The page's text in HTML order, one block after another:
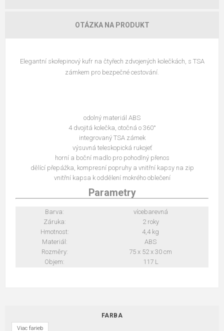
OTÁZKA NA PRODUKT
Elegantní skořepinový kufr na čtyřech zdvojených kolečkách, s TSA
zámkem pro bezpečné cestování.
odolný materiál ABS
4 dvojitá kolečka, otočná o 360°
integrovaný TSA zámek
výsuvná teleskopická rukojeť
horní a boční madlo pro pohodlný přenos
dělící přepážka, kompresní popruhy a vnitřní kapsy na zip
vnitřní kapsa k oddělení mokrého oblečení
Parametry
Barva:
vícebarevná
Záruka:
2 roky
Hmotnost:
4,4 kg
Materiál:
ABS
Rozměry:
75 x 52 x 30 cm
Objem:
117 L
FARBA
Viac farieb